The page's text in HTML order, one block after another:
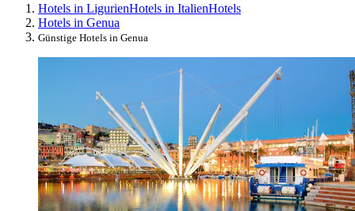
Hotels in LigurienHotels in ItalienHotels
Hotels in Genua
Günstige Hotels in Genua